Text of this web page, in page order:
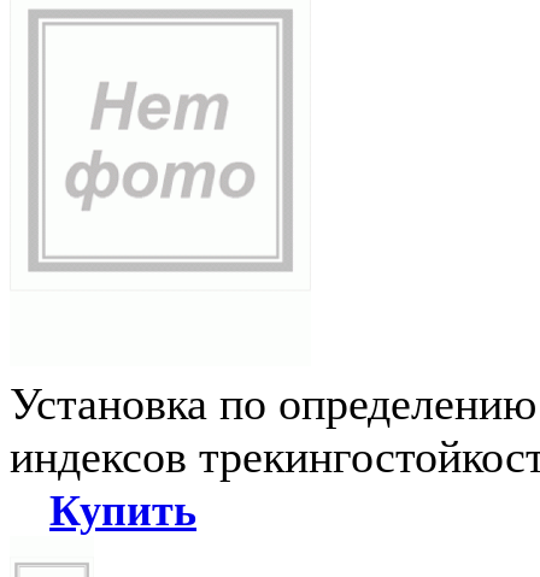
Установка по
индексов
Купить